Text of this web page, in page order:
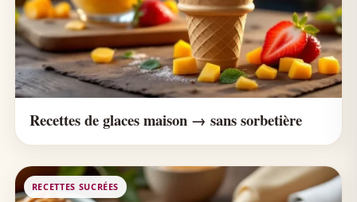
Recettes de glaces maison → sans sorbetière
RECETTES SUCRÉES